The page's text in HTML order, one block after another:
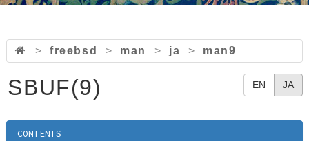
> freebsd > man > ja > man9
EN JA
SBUF(9)
CONTENTS